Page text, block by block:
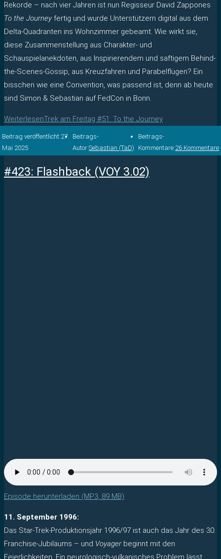
Rekorde – nach vier Jahren ist nun Regisseur David Zappones
To the Journeyfertig und wurde Unterstützern digital aus dem
Delta-Quadranten ins Wohnzimmer gebeamt. Wie wirkt sie,
diese Zusammenstellung aus Charakter- und
Schauspielanekdoten, aus Inspirierendem und saftigem Behind-
the-Scenes-Gossip, aus Kreuzfahren und Parabelflügen? Ein
bisschen wie eine Convention, was passend ist, denn ab heute
sind Simon & Sebastian auf FedCon in Bonn.
WeiterlesenTrek am Freitag #51: To the Journey
Beitrag veröffentlicht:27.
Mai 2025
Beitrags-
Autor:Sebastian (TaD)
Beitrags-
Kommentare:26 Kommentare
#423: Flashback (VOY 3.02)
Episode herunterladen (MP3, 89 MB)
11. September 1996:
Das Star-Trek-Produktionsjahr 1996/97 ist auch das Jahr des 30.
Franchise-Jubiläums – und Voyagerbeginnt mit den
Feierlichkeiten. Ein neurologisch-vulkanisches Problem lässt